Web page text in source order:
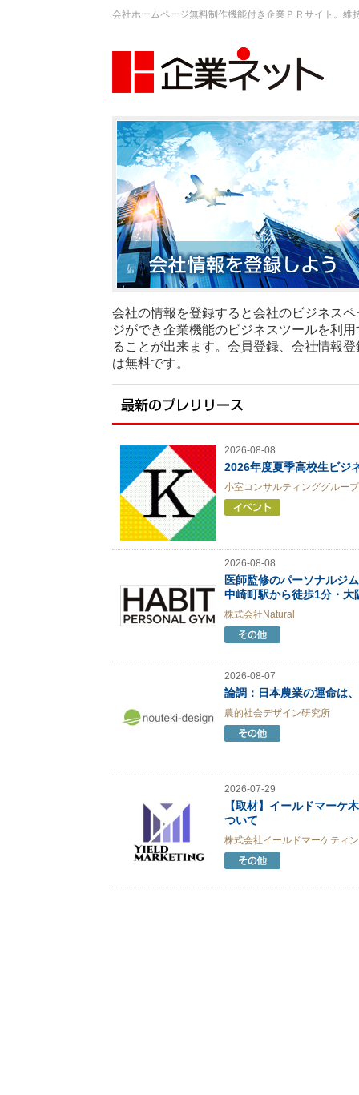
会社ホームページ無料制作機能付き企業ＰＲサイト。
会社の情報を登録すると会社のビジネスペ
ジができ企業機能のビジネスツールを利用
ることが出来ます。会員登録、会社情報登
は無料です。
2026-08-08
2026年度夏季高校生ビジ
小室コンサルティンググループ
2026-08-08
医師監修のパーソナルジ
中崎町駅から徒歩1分・
株式会社Natural
2026-08-07
論調：日本農業の運命は
農的社会デザイン研究所
2026-07-29
【取材】イールドマーケ
ついて
株式会社イールドマーケティ